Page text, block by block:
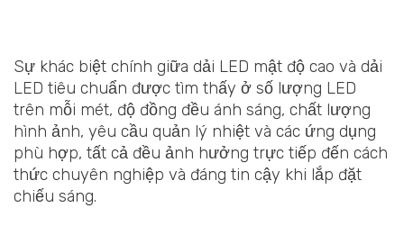
Sự khác biệt chính giữa dải LED mật độ cao và dải
LED tiêu chuẩn được tìm thấy ở số lượng LED
trên mỗi mét, độ đồng đều ánh sáng, chất lượng
hình ảnh, yêu cầu quản lý nhiệt và các ứng dụng
phù hợp, tất cả đều ảnh hưởng trực tiếp đến cách
thức chuyên nghiệp và đáng tin cậy khi lắp đặt
chiếu sáng.